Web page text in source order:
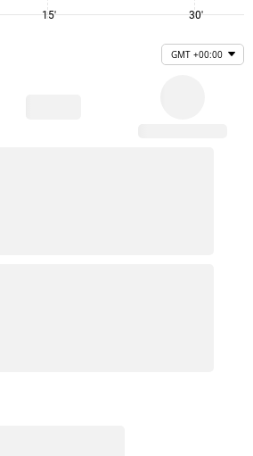
15' 30'
GMT +00:00